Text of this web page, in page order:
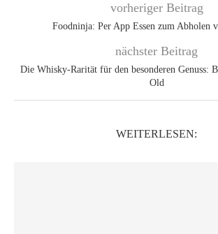
vorheriger Beitrag
Foodninja: Per App Essen zum Abholen
nächster Beitrag
Die Whisky-Rarität für den besonderen Genuss:
Old
WEITERLESEN: